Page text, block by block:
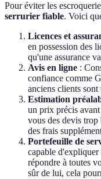
Pour éviter les
serrurier fiable. Voici
Licences et
en possession des
qu'une assurance
Avis en ligne :
confiance comme
anciens clients
Estimation
un prix précis
vous des devis trop
des frais
Portefeuille de
capable
répondre à toutes
sûr de lui, cela